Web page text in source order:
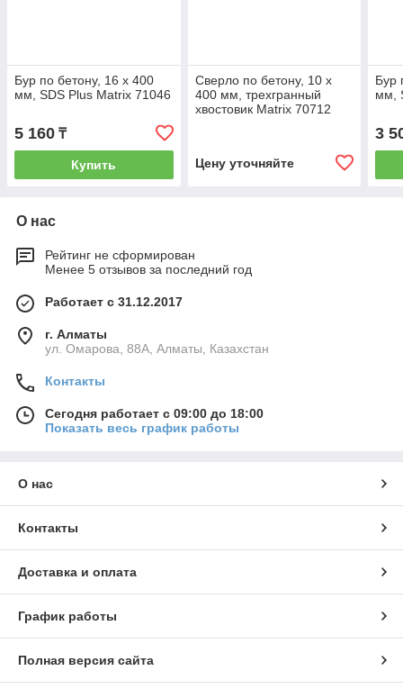
Бур по бетону, 16 х 400
мм, SDS Plus Matrix 71046
5 160 ₸
Купить
Сверло по бетону, 10 х
400 мм, трехгранный
хвостовик Matrix 70712
Цену уточняйте
Бур
мм,
3
О нас
Рейтинг не сформирован
Менее 5 отзывов за последний год
Работает с 31.12.2017
г. Алматы
ул. Омарова, 88А, Алматы, Казахстан
Контакты
Сегодня работает с 09:00 до 18:00
Показать весь график работы
О нас
Контакты
Доставка и оплата
График работы
Полная версия сайта